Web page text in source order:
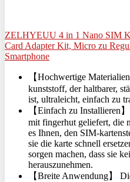
ZELHYEUU 4 in 1 Nano SIM
Card Adapter Kit, Micro zu
Smartphone
【Hochwertige
kunststoff, der haltbarer,
ist, ultraleicht, einfach zu
【Einfach zu Installieren
mit fingerhut geliefert, die
es Ihnen, den SIM-
sie die karte schnell
sorgen machen, dass sie
herauszunehmen.
【Breite Anwendung】